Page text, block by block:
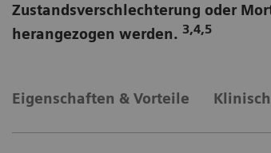
Zustandsverschlechterung oder
herangezogen werden. 3,4,5
Eigenschaften & Vorteile